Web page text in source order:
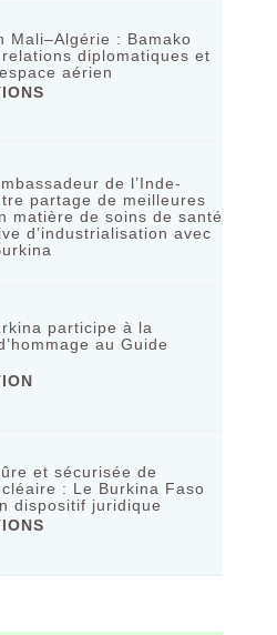
Mali–Algérie : Bamako
diplomatiques et
aérien
de l’Inde-
partage de meilleures
matière de soins de santé
d’industrialisation avec
participe à la
au Guide
et sécurisée de
: Le Burkina Faso
dispositif juridique